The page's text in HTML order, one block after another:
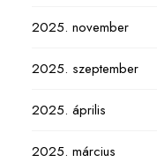
2025. november
2025. szeptember
2025. április
2025. március